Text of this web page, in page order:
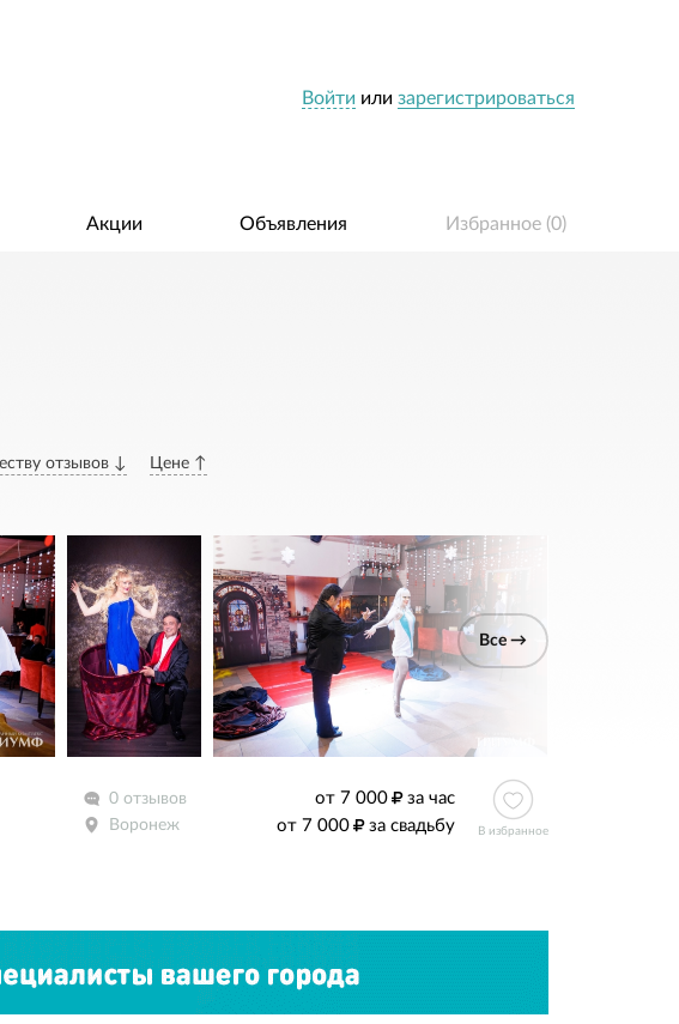
Войти или зарегистрироваться
Акции Объявления Избранное (0)
отзывов ↓ Цене ↑
Все →
0 отзывов
Воронеж
от 7 000
за час
от 7 000
за свадьбу В избранное